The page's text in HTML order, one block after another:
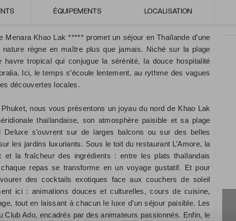
ÉQUIPEMENTS LOCALISATION
Menara Khao Lak ***** promet un séjour en Thaïlande d’une
règne en maître plus que jamais. Niché sur la plage
havre tropical qui conjugue la sérénité, la douce hospitalité
Ici, le temps s’écoule lentement, au rythme des vagues
découvertes locales.
nous vous présentons un joyau du nord de Khao Lak
thaïlandaise, son atmosphère paisible et sa plage
s’ouvrent sur de larges balcons ou sur des belles
les jardins luxuriants. Sous le toit du restaurant L’Amore, la
et la fraîcheur des ingrédients : entre les plats thaïlandais
repas se transforme en un voyage gustatif. Et pour
des cocktails exotiques face aux couchers de soleil
ici : animations douces et culturelles, cours de cuisine,
tout en laissant à chacun le luxe d’un séjour paisible. Les
Club Ado, encadrés par des animateurs passionnés. Enfin, le